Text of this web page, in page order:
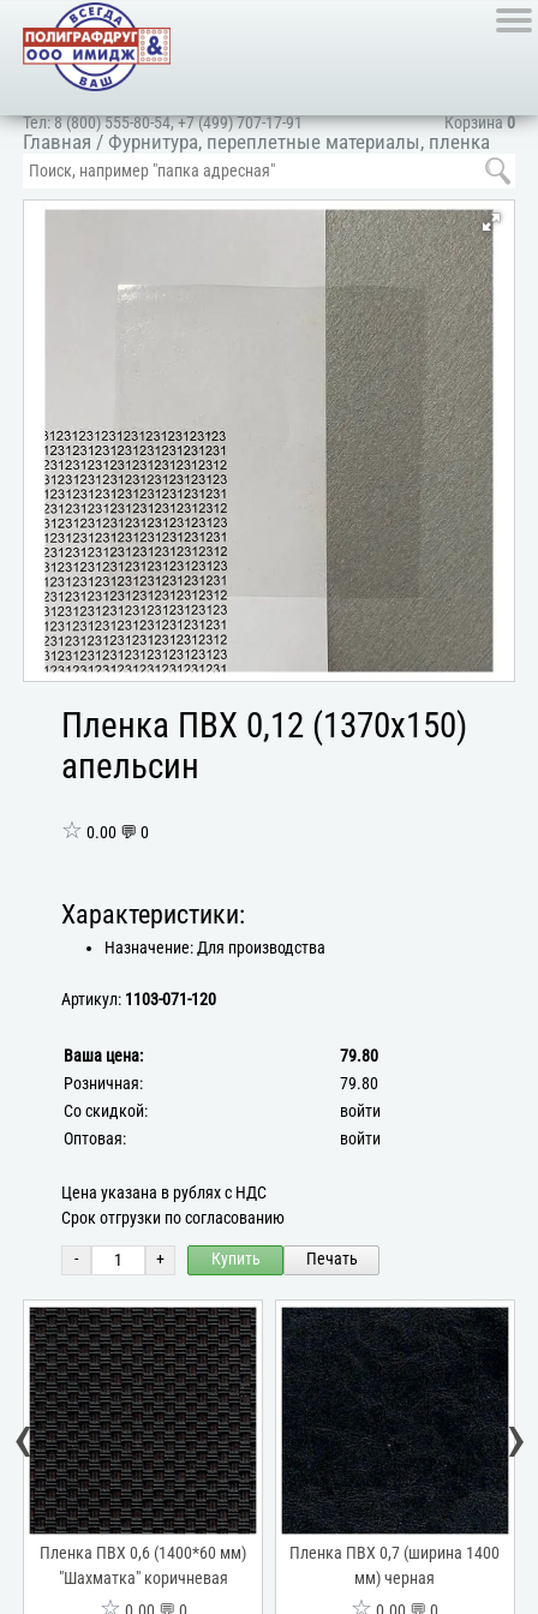
Корзина0
Тел:8 (800) 555-80-54,+7 (499) 707-17-91
Главная /Фурнитура, переплетные материалы, пленка
ПВХ, картон/Пленка ПВХ/
Пленка ПВХ 0,12 (1370х150)
апельсин
☆ 0.00 💬 0
Характеристики:
Назначение: Для производства
Артикул: 1103-071-120
Ваша цена:
79.80
Розничная:
79.80
Со скидкой:
войти
Оптовая:
войти
Цена указана в рублях с НДС
Срок отгрузки по согласованию
- + Купить Печать
Пленка ПВХ 0,6 (1400*60 мм)
"Шахматка" коричневая
☆
Пленка ПВХ 0,7 (ширина 1400
мм) черная
☆
‹ ›